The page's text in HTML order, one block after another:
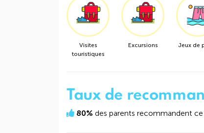
Visites
touristiques
Excursions Jeux de
Taux de
80% des parents recommandent